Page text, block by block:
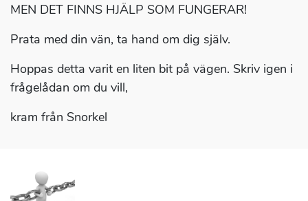
MEN DET FINNS HJÄLP SOM FUNGERAR!
Prata med din vän, ta hand om dig själv.
Hoppas detta varit en liten bit på vägen. Skriv igen i
frågelådan om du vill,
kram från Snorkel